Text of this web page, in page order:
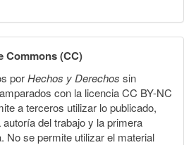
Commons (CC)
porHechos y Derechos sin
con la licencia CC BY-NC
a terceros utilizar lo publicado,
del trabajo y la primera
No se permite utilizar el material